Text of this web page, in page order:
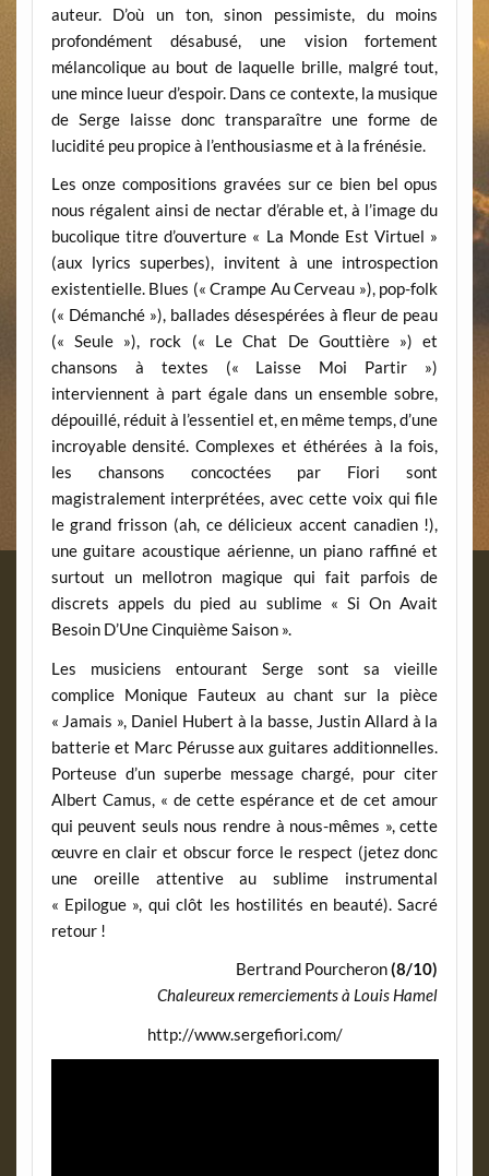
auteur. D’où un ton, sinon pessimiste, du moins
profondément désabusé, une vision fortement
mélancolique au bout de laquelle brille, malgré tout,
une mince lueur d’espoir. Dans ce contexte, la musique
de Serge laisse donc transparaître une forme de
lucidité peu propice à l’enthousiasme et à la frénésie.
Les onze compositions gravées sur ce bien bel opus
nous régalent ainsi de nectar d’érable et, à l’image du
bucolique titre d’ouverture « La Monde Est Virtuel »
(aux lyrics superbes), invitent à une introspection
existentielle. Blues (« Crampe Au Cerveau »), pop-folk
(« Démanché »), ballades désespérées à fleur de peau
(« Seule »), rock (« Le Chat De Gouttière ») et
chansons à textes (« Laisse Moi Partir »)
interviennent à part égale dans un ensemble sobre,
dépouillé, réduit à l’essentiel et, en même temps, d’une
incroyable densité. Complexes et éthérées à la fois,
les chansons concoctées par Fiori sont
magistralement interprétées, avec cette voix qui file
le grand frisson (ah, ce délicieux accent canadien !),
une guitare acoustique aérienne, un piano raffiné et
surtout un mellotron magique qui fait parfois de
discrets appels du pied au sublime « Si On Avait
Besoin D’Une Cinquième Saison ».
Les musiciens entourant Serge sont sa vieille
complice Monique Fauteux au chant sur la pièce
« Jamais », Daniel Hubert à la basse, Justin Allard à la
batterie et Marc Pérusse aux guitares additionnelles.
Porteuse d’un superbe message chargé, pour citer
Albert Camus, « de cette espérance et de cet amour
qui peuvent seuls nous rendre à nous-mêmes », cette
œuvre en clair et obscur force le respect (jetez donc
une oreille attentive au sublime instrumental
« Epilogue », qui clôt les hostilités en beauté). Sacré
retour !
Bertrand Pourcheron(8/10)
Chaleureux remerciements à Louis Hamel
http://www.sergefiori.com/